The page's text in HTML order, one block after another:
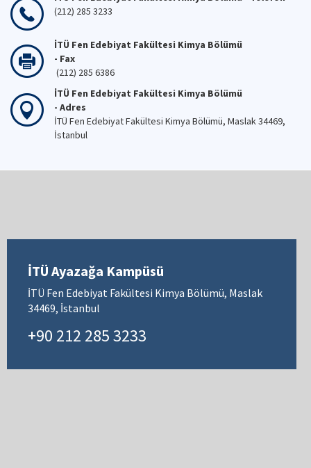
(212) 285 3233
İTÜ Fen Edebiyat Fakültesi Kimya Bölümü
- Fax
(212) 285 6386
İTÜ Fen Edebiyat Fakültesi Kimya Bölümü
- Adres
İTÜ Fen Edebiyat Fakültesi Kimya Bölümü, Maslak 34469,
İstanbul
İTÜ Ayazağa Kampüsü
İTÜ Fen Edebiyat Fakültesi Kimya Bölümü, Maslak
34469, İstanbul
+90 212 285 3233